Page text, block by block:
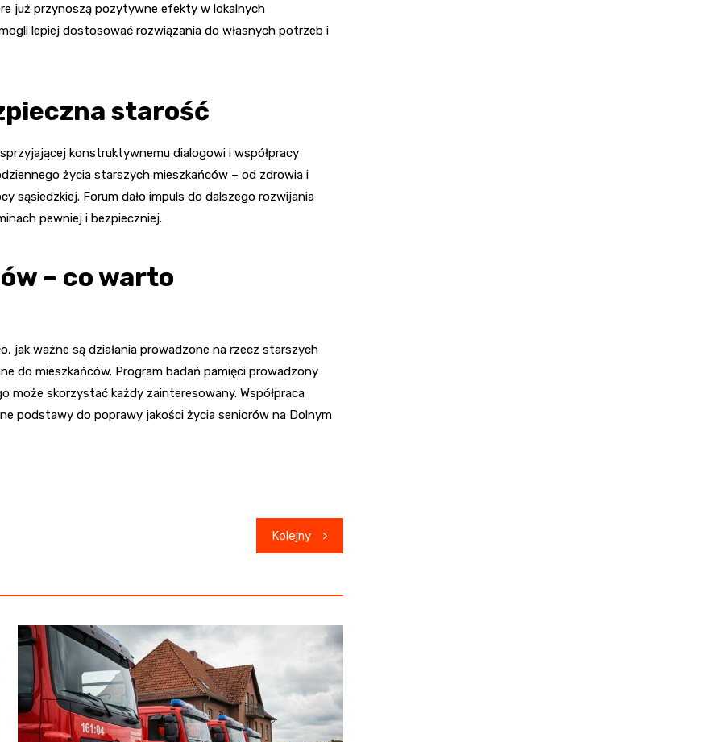
już przynoszą pozytywne efekty w lokalnych
lepiej dostosować rozwiązania do własnych potrzeb i
starość
konstruktywnemu dialogowi i współpracy
życia starszych mieszkańców – od zdrowia i
sąsiedzkiej. Forum dało impuls do dalszego rozwijania
pewniej i bezpieczniej.
– co warto
jak ważne są działania prowadzone na rzecz starszych
do mieszkańców. Program badań pamięci prowadzony
skorzystać każdy zainteresowany. Współpraca
podstawy do poprawy jakości życia seniorów na Dolnym
Kolejny